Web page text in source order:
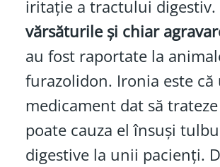
iritație a tractului digestiv.
vărsăturile și chiar
au fost raportate la
furazolidon. Ironia este că
medicament dat să
poate cauza el însuși
digestive la unii pacienți.